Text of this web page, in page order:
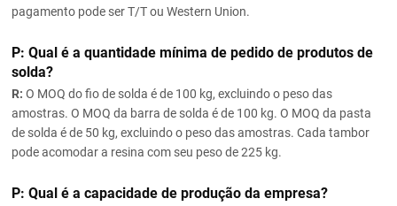
pagamento pode ser T/T ou Western Union.
P: Qual é a quantidade mínima de pedido de produtos de
solda?
R: O MOQ do fio de solda é de 100 kg, excluindo o peso das
amostras. O MOQ da barra de solda é de 100 kg. O MOQ da pasta
de solda é de 50 kg, excluindo o peso das amostras. Cada tambor
pode acomodar a resina com seu peso de 225 kg.
P: Qual é a capacidade de produção da empresa?